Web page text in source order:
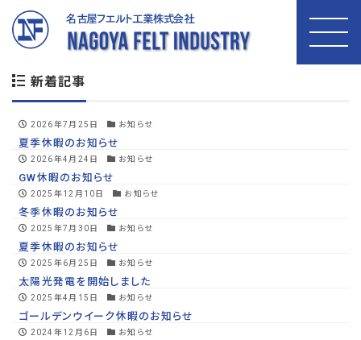
投稿者:felt-admin
新着記事
2026年7月25日 お知らせ
夏季休暇のお知らせ
2026年4月24日 お知らせ
GW休暇のお知らせ
2025年12月10日 お知らせ
冬季休暇のお知らせ
2025年7月30日 お知らせ
夏季休暇のお知らせ
2025年6月25日 お知らせ
太陽光発電を開始しました
2025年4月15日 お知らせ
ゴールデンウイーク休暇のお知らせ
2024年12月6日 お知らせ